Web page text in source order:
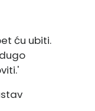
ću ubiti.